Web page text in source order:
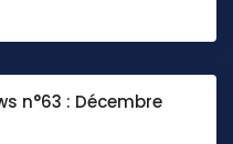
n°63 : Décembre